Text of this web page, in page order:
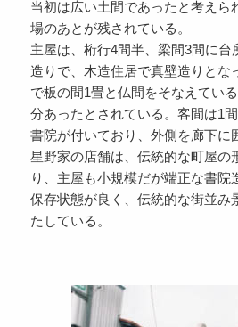
当初は広い土間であったと考えら
場のあとが残されている。
主屋は、桁行4間半、梁間3間に台
造りで、木造住居で真壁造りとな
で板の間1畳と仏間をそなえてい
分あったとされている。客間は1
書院が付いており、外側を廊下に
星野家の店舗は、伝統的な町屋の
り、主屋も小規模だが端正な書院
保存状態が良く、伝統的な街並み
たしている。